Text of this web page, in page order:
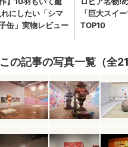
この記事の写真一覧（全21